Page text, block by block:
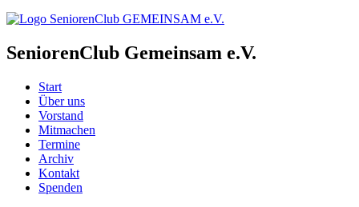
SeniorenClub Gemeinsam e.V.
Start
Über uns
Vorstand
Mitmachen
Termine
Archiv
Kontakt
Spenden